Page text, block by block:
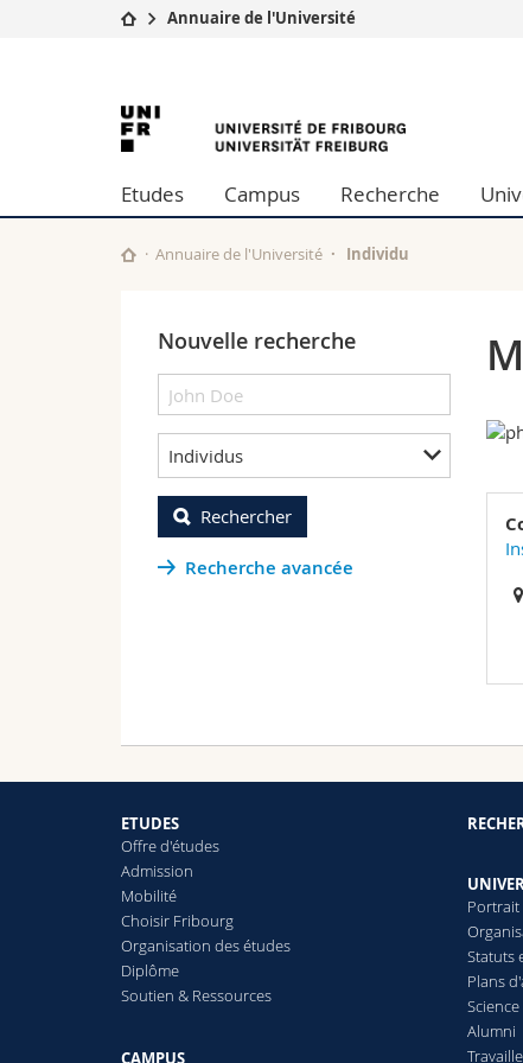
Etudes
Campus
Université
Formation continue
Lettres
Sciences
Annuaire de l'Université
University
of
Fribourg
Etudes Campus Recherche
Annuaire de l'Université Individu
Nouvelle recherche
Individus
Rechercher
Recherche avancée
ETUDES
Offre d'études
Admission
Mobilité
Choisir Fribourg
Organisation des études
Diplôme
Soutien & Ressources
CAMPUS
Portrait
Statuts
Plans
Alumni